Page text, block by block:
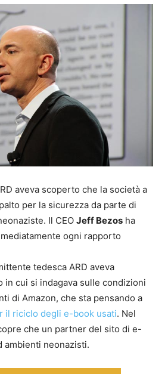
aveva scoperto che la società a
per la sicurezza da parte di
Il CEO Jeff Bezos ha
ogni rapporto
tedesca ARD aveva
in cui si indagava sulle condizioni
di Amazon, che sta pensando a
il riciclo degli e-book usati. Nel
che un partner del sito di e-
ambienti neonazisti.